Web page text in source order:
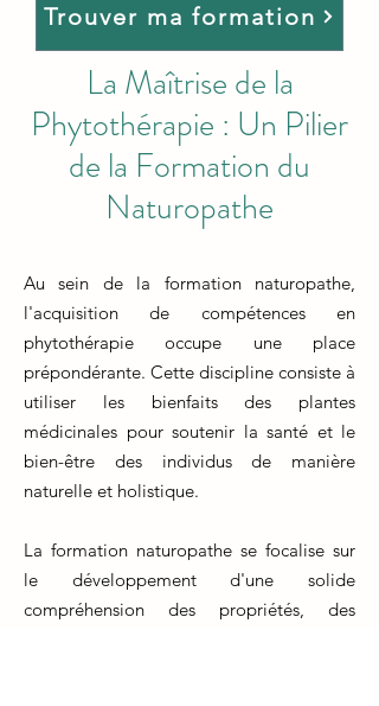
Trouver ma formation
La Maîtrise de la
Phytothérapie : Un Pilier
de la Formation du
Naturopathe
Au sein de la formation naturopathe,
l'acquisition de compétences en
phytothérapie occupe une place
prépondérante. Cette discipline consiste à
utiliser les bienfaits des plantes
médicinales pour soutenir la santé et le
bien-être des individus de manière
naturelle et holistique.
La formation naturopathe se focalise sur
le développement d'une solide
compréhension des propriétés, des